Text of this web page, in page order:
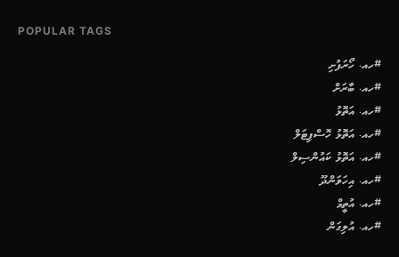
POPULAR TAGS
#ހއ. ހޯރަފުށި
#ހއ. ބާރަށް
#ހއ. އަތޮޅު
#ހއ. އަތޮޅު ހޮސްޕިޓަލް
#ހއ. އަތޮޅު ކައުންސިލް
#ހއ. އިހަވަންދޫ
#ހއ. އުތީމް
#ހއ. އުލިގަން